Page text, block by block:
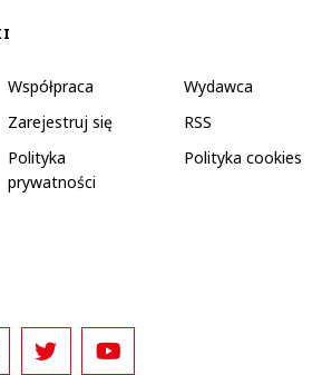
Współpraca
Wydawca
Zarejestruj się
RSS
Polityka
prywatności
Polityka cookies